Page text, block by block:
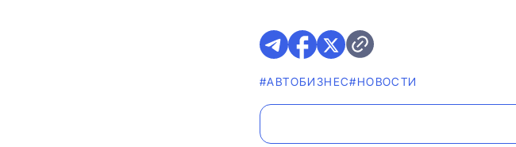
#AВТОБИЗНЕС#НОВОСТИ